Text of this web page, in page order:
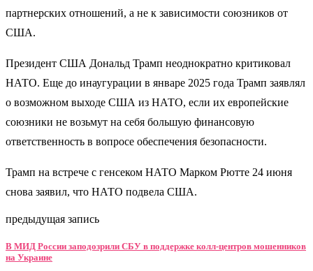
партнерских отношений, а не к зависимости союзников от
США.
Президент США Дональд Трамп неоднократно критиковал
НАТО. Еще до инаугурации в январе 2025 года Трамп заявлял
о возможном выходе США из НАТО, если их европейские
союзники не возьмут на себя большую финансовую
ответственность в вопросе обеспечения безопасности.
Трамп на встрече с генсеком НАТО Марком Рютте 24 июня
снова заявил, что НАТО подвела США.
предыдущая запись
В МИД России заподозрили СБУ в поддержке колл-центров мошенников
на Украине